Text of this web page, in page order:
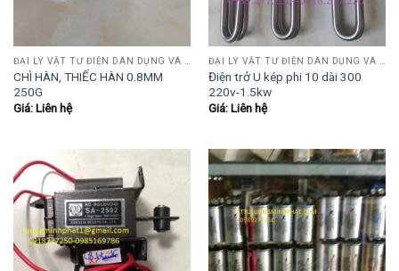
CHÌ HÀN, THIẾC HÀN 0.8MM
250G
Giá: Liên hệ
Điện trở U kép phi 10 dài 300
220v-1.5kw
Giá: Liên hệ